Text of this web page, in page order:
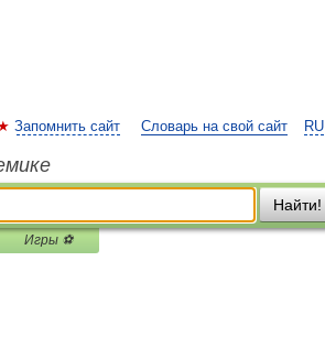
RU
Запомнить сайт Словарь на свой сайт
Найти!
Игры ⚽